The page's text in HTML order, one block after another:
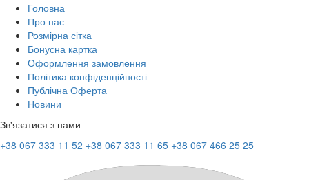
Головна
Про нас
Розмірна сітка
Бонусна картка
Оформлення замовлення
Політика конфіденційності
Публічна Оферта
Новини
Зв'язатися з нами
+38 067 333 11 52 +38 067 333 11 65 +38 067 466 25 25